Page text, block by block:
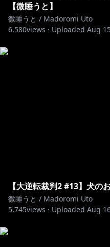
【微睡うと】
微睡うと / Madoromi Uto
6,580views · Uploaded Aug
【大逆転裁判2 #13】犬の
微睡うと / Madoromi Uto
5,745views · Uploaded Aug